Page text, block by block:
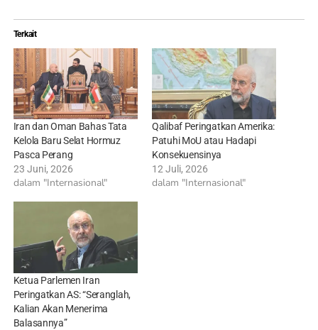
Terkait
Iran dan Oman Bahas Tata
Kelola Baru Selat Hormuz
Pasca Perang
23 Juni, 2026
dalam "Internasional"
Qalibaf Peringatkan Amerika:
Patuhi MoU atau Hadapi
Konsekuensinya
12 Juli, 2026
dalam "Internasional"
Ketua Parlemen Iran
Peringatkan AS: “Seranglah,
Kalian Akan Menerima
Balasannya”